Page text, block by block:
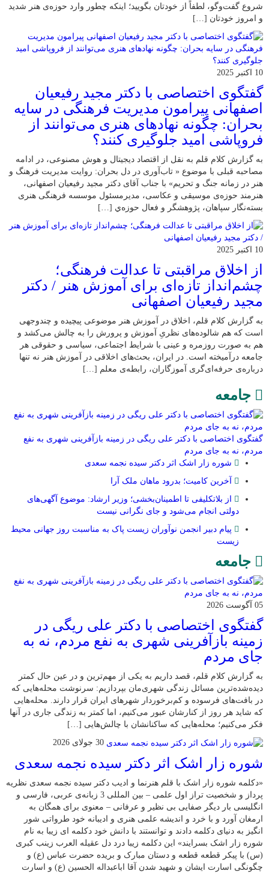
شروع گفت‌وگو، لطفاً از خودتان بگویید؛ اینکه چطور وارد حوزه‌ی هنر شدید
و امروز خودتان […]
10 اکتبر 2025
گفتگوی اختصاصی با دکتر مجید رفیعیان
اصفهانی پیرامون مدیریت فرهنگی در سایه
بحران: چگونه نهادهای هنری می‌توانند از
فروپاشی امید جلوگیری کنند؟
به گزارش کلام قلم به نقل از اقتصاد دیجیتال و هوش مصنوعی، در ادامه
مصاحبه قبلی با موضوع « تاب‌آوری در دل بحران: روایت مدیریت فرهنگ و
هنر در زمانه جنگ و تحریم» با جناب آقای دکتر مجید رفیعیان اصفهانی،
هنرمند حوزه‌ی موسیقی و عکاسی، مدیرمسئول موسسه فرهنگی هنری
بسته‌نگار سپاهان، پژوهشگر و فعال حوزه‌ي‌ […]
10 اکتبر 2025
از اخلاق مراقبتی تا عدالت فرهنگی؛
چشم‌انداز تازه‌ای برای آموزش هنر / دکتر
مجید رفیعیان اصفهانی
به گزارش کلام قلم، اخلاق در آموزش هنر موضوعی پیچیده و چندوجهی
است که هم شالوده‌های نظریِ آموزش و پرورش را به چالش می‌کشد و
هم به صورت روزمره و عینی با شرایط اجتماعی، سیاسی و حقوقی هر
جامعه درآمیخته است‌. در ایران، بحث‌های اخلاقی در آموزش هنر نه تنها
درباره‌ی حرفه‌ای‌گری آموزگاران، رابطه‌ی معلم […]
جامعه
گفتگوی اختصاصی با دکتر علی ریگی در زمینه بازآفرینی شهری به نفع
مردم، نه به جای مردم
شوره زار اشک اثر دکتر سیده نجمه سعدی
​آخرین کامیت؛ بدرود ماهان ملک آرا
از بلاتکلیفی تا اطمینان‌بخشی؛ وزیر ارشاد: موضوع آگهی‌های
دولتی انجام می‌شود و جای نگرانی نیست
پیام دبیر انجمن نوآوران زیست پاک به مناسبت روز جهانی محیط
زیست
جامعه
05 آگوست 2026
گفتگوی اختصاصی با دکتر علی ریگی در
زمینه بازآفرینی شهری به نفع مردم، نه به
جای مردم
به گزارش کلام قلم، قصد داریم به یکی از مهم‌ترین و در عین حال کمتر
دیده‌شده‌ترین مسائل زندگی شهری‌مان بپردازیم: سرنوشت محله‌هایی که
در بافت‌های فرسوده و کم‌برخوردار شهرهای ایران قرار دارند. محله‌هایی
که شاید هر روز از کنارشان عبور می‌کنیم، اما کمتر به زندگی جاری در آنها
فکر می‌کنیم؛ محله‌هایی که ساکنانشان با چالش‌هایی […]
30 جولای 2026
شوره زار اشک اثر دکتر سیده نجمه سعدی
«دکلمه شوره زار اشک با قلم هنرنما و ادیب دکتر سیده نجمه سعدی نظریه
پرداز و شخصیت تراز اول علمی – بین المللی 3 زبانه‌ی عربی، فارسی و
انگلیسی بار دیگر صفایی بی نظیر و عرفانی – معنوی برای همگان به
ارمغان آورد و با خرد و اندیشه علمی هنری و ادیبانه خود طرواتی شور
انگیز به دنیای دکلمه دادند و توانستند با دانش خود دکلمه ای زیبا به نام
شوره زار اشک بسرایند» این دکلمه زیبا درد دل عقیله العرب زینب کبری
(س) با پیکر قطعه قطعه و دستان مبارک و بریده حضرت عباس (ع) و
چگونگی اسارت ایشان و شهید شدن آقا اباعبداله الحسین (ع) و اسارت